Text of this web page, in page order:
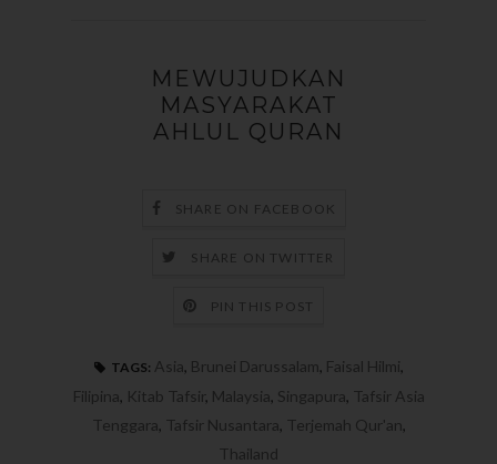
MEWUJUDKAN
MASYARAKAT
AHLUL QURAN
SHARE ON FACEBOOK
SHARE ON TWITTER
PIN THIS POST
TAGS: Asia, Brunei Darussalam, Faisal Hilmi,
Filipina, Kitab Tafsir, Malaysia, Singapura, Tafsir Asia
Tenggara, Tafsir Nusantara, Terjemah Qur'an,
Thailand